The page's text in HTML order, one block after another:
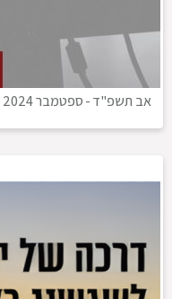
אב תשפ"ד-ספטמבר 2024